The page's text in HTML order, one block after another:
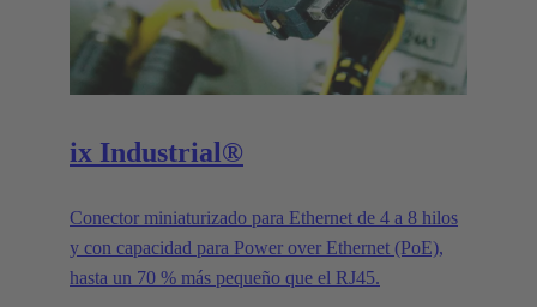
ix Industrial®
Conector miniaturizado para Ethernet de 4 a 8 hilos
y con capacidad para Power over Ethernet (PoE),
hasta un 70 % más pequeño que el RJ45.